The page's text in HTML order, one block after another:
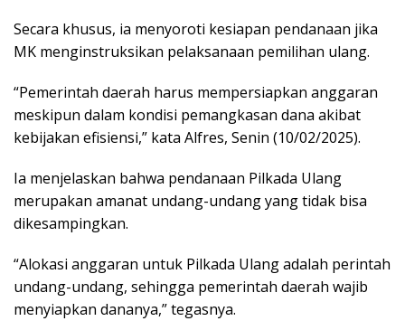
Secara khusus, ia menyoroti kesiapan pendanaan jika
MK menginstruksikan pelaksanaan pemilihan ulang.
“Pemerintah daerah harus mempersiapkan anggaran
meskipun dalam kondisi pemangkasan dana akibat
kebijakan efisiensi,” kata Alfres, Senin (10/02/2025).
Ia menjelaskan bahwa pendanaan Pilkada Ulang
merupakan amanat undang-undang yang tidak bisa
dikesampingkan.
“Alokasi anggaran untuk Pilkada Ulang adalah perintah
undang-undang, sehingga pemerintah daerah wajib
menyiapkan dananya,” tegasnya.